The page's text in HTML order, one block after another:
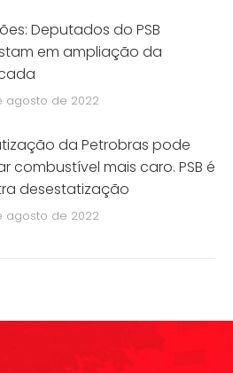
Deputados do PSB
em ampliação da
agosto de 2022
da Petrobras pode
combustível mais caro. PSB é
desestatização
agosto de 2022